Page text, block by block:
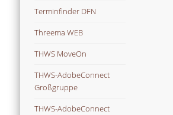
Terminfinder DFN
Threema WEB
THWS MoveOn
THWS-AdobeConnect
Großgruppe
THWS-AdobeConnect